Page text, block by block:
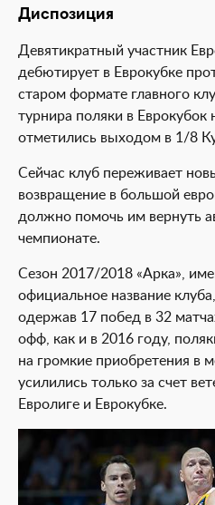
Диспозиция
Девятикратный участник
дебютирует в Еврокубке
старом формате главного
турнира поляки в Еврокубок
отметились выходом в 1/8
Сейчас клуб переживает
возвращение в большой
должно помочь им вернуть
чемпионате.
Сезон 2017/2018 «Арка»,
официальное название
одержав 17 побед в 32
офф, как и в 2016 году,
на громкие приобретения в
усилились только за счет
Евролиге и Еврокубке.